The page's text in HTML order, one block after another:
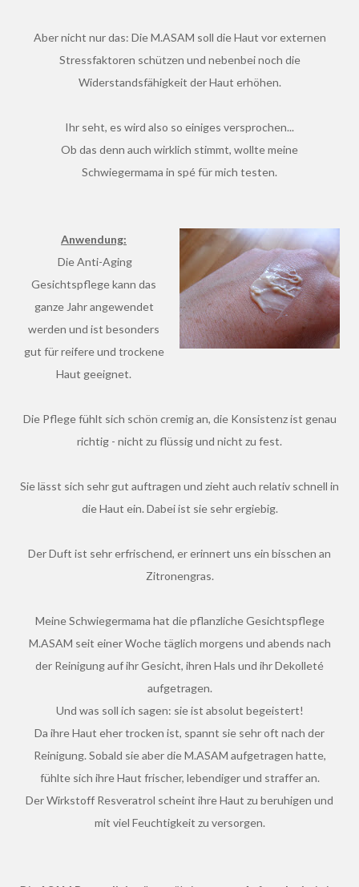
Aber nicht nur das: Die M.ASAM soll die Haut vor externen
Stressfaktoren schützen und nebenbei noch die
Widerstandsfähigkeit der Haut erhöhen.
Ihr seht, es wird also so einiges versprochen...
Ob das denn auch wirklich stimmt, wollte meine
Schwiegermama in spé für mich testen.
Anwendung:
Die Anti-Aging
Gesichtspflege kann das
ganze Jahr angewendet
werden und ist besonders
gut für reifere und trockene
Haut geeignet.
Die Pflege fühlt sich schön cremig an, die Konsistenz ist genau
richtig - nicht zu flüssig und nicht zu fest.
Sie lässt sich sehr gut auftragen und zieht auch relativ schnell in
die Haut ein. Dabei ist sie sehr ergiebig.
Der Duft ist sehr erfrischend, er erinnert uns ein bisschen an
Zitronengras.
Meine Schwiegermama hat die pflanzliche Gesichtspflege
M.ASAM seit einer Woche täglich morgens und abends nach
der Reinigung auf ihr Gesicht, ihren Hals und ihr Dekolleté
aufgetragen.
Und was soll ich sagen: sie ist absolut begeistert!
Da ihre Haut eher trocken ist, spannt sie sehr oft nach der
Reinigung. Sobald sie aber die M.ASAM aufgetragen hatte,
fühlte sich ihre Haut frischer, lebendiger und straffer an.
Der Wirkstoff Resveratrol scheint ihre Haut zu beruhigen und
mit viel Feuchtigkeit zu versorgen.